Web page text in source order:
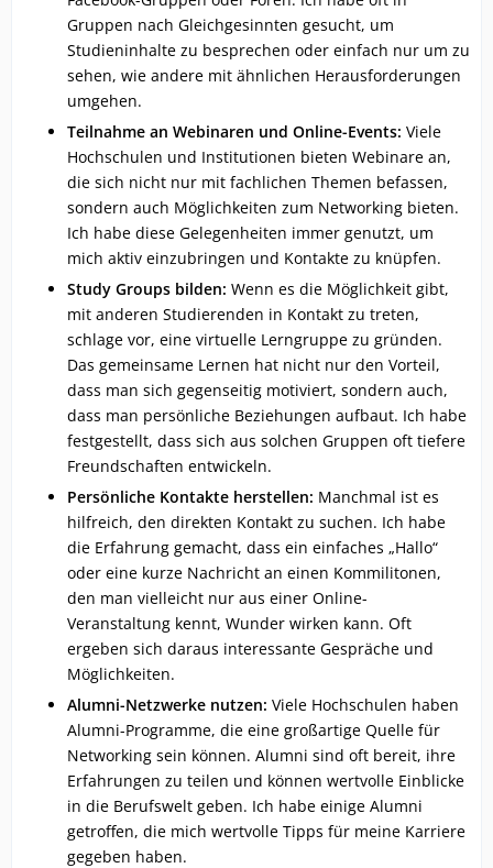
Gruppen nach Gleichgesinnten gesucht, um
Studieninhalte zu besprechen oder einfach nur um zu
sehen, wie andere mit ähnlichen Herausforderungen
umgehen.
Teilnahme an Webinaren und Online-Events: Viele
Hochschulen und Institutionen bieten Webinare an,
die sich nicht nur mit fachlichen Themen befassen,
sondern auch Möglichkeiten zum Networking bieten.
Ich habe diese Gelegenheiten immer genutzt, um
mich aktiv einzubringen und Kontakte zu knüpfen.
Study Groups bilden: Wenn es die Möglichkeit gibt,
mit anderen Studierenden in Kontakt zu treten,
schlage vor, eine virtuelle Lerngruppe zu gründen.
Das gemeinsame Lernen hat nicht nur den Vorteil,
dass man sich gegenseitig motiviert, sondern auch,
dass man persönliche Beziehungen aufbaut. Ich habe
festgestellt, dass sich aus solchen Gruppen oft tiefere
Freundschaften entwickeln.
Persönliche Kontakte herstellen: Manchmal ist es
hilfreich, den direkten Kontakt zu suchen. Ich habe
die Erfahrung gemacht, dass ein einfaches „Hallo“
oder eine kurze Nachricht an einen Kommilitonen,
den man vielleicht nur aus einer Online-
Veranstaltung kennt, Wunder wirken kann. Oft
ergeben sich daraus interessante Gespräche und
Möglichkeiten.
Alumni-Netzwerke nutzen: Viele Hochschulen haben
Alumni-Programme, die eine großartige Quelle für
Networking sein können. Alumni sind oft bereit, ihre
Erfahrungen zu teilen und können wertvolle Einblicke
in die Berufswelt geben. Ich habe einige Alumni
getroffen, die mich wertvolle Tipps für meine Karriere
gegeben haben.